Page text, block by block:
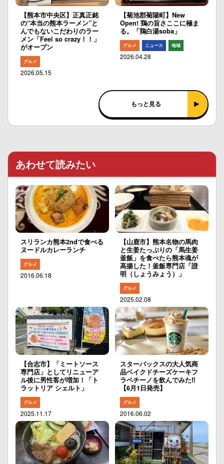
【熊本市中央区】正真正銘
の“本当の熊本ラーメン”と
んでもないこだわりのラー
メン「Feel so crazy！！」
がオープン
グルメ
2026.05.15
【菊池郡菊陽町】New
Open! 鶏の旨さここに極ま
る。「鶏白湯soba」
グルメ ニュース 地域
2026.04.28
もっと見る
あわせて読みたい
スリランカ熊本2ndで食べる
ヌードルカレーランチ
グルメ
2016.06.18
【山鹿市】熊本名物の馬肉
と生姜たっぷりの「馬生姜
釜飯」を食べたら熊本魂が
高揚した！釜飯専門店「證
明（しょうみょう）」
グルメ
2025.02.08
【合志市】「ミートソース
専門店」としてリニューア
ル後に男性客が増加！「ト
ラットリア シェルト」
グルメ
2025.11.17
スターバックスの大人気商
品ベイクドチーズケーキフ
ラペチーノを飲んでみた‼︎
【6月1日発売】
グルメ
2016.06.02